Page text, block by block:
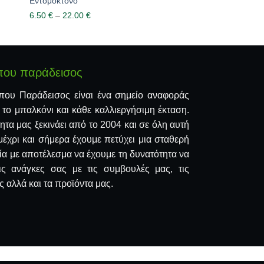
6.50 € – 22.00 €Price
παράδεισος
Παράδεισος είναι ένα σημείο αναφοράς
μπαλκόνι και κάθε καλλιεργήσιμη έκταση.
μας ξεκινάει από το 2004 και σε όλη αυτή
και σήμερα έχουμε πετύχει μια σταθερή
με αποτέλεσμα να έχουμε τη δυνατότητα να
ανάγκες σας με τις συμβουλές μας, τις
αλλά και τα προϊόντα μας.